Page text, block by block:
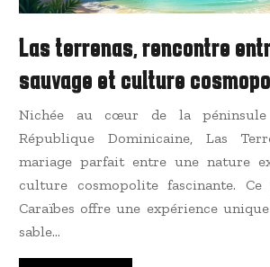
Las terrenas, rencontre
sauvage et culture
Nichée au cœur de la péninsule
République Dominicaine, Las
mariage parfait entre une nature
culture cosmopolite fascinante. Ce
Caraïbes offre une expérience
sable…